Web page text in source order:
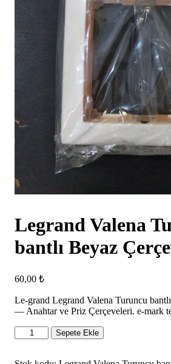
Legrand Valena
bantlı Beyaz
60,00 ₺
Le-grand Legrand Valena Turuncu
— Anahtar ve Priz Çerçeveleri. e-mark
Legrand
Valena
Sepete Ekle